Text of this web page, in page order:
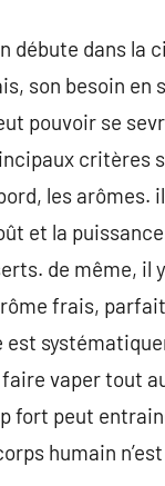
débute dans la
son besoin
pouvoir se
critères
les arômes.
et la
de même,
frais,
est
vaper tout
fort peut
humain